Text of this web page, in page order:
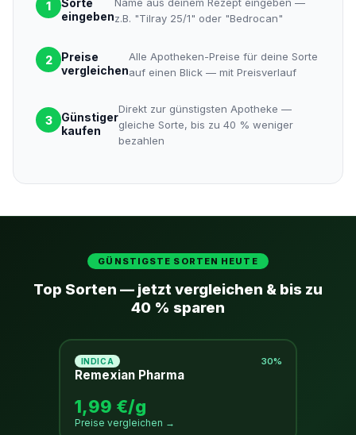
1
Sorte
eingebenz.B. "Tilray 25/1" oder "Bedrocan"
2
Preise
vergleichen
Alle Apotheken-Preise für deine Sorte
auf einen Blick — mit Preisverlauf
3
Günstiger
kaufen
Direkt zur günstigsten Apotheke —
gleiche Sorte, bis zu 40 % weniger
bezahlen
GÜNSTIGSTE SORTEN HEUTE
Top Sorten — jetzt vergleichen & bis zu
40 % sparen
INDICA 30%
Remexian Pharma
1,99 €/g
Preise vergleichen →